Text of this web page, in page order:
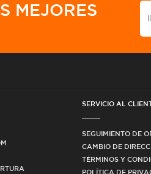
MEJORES
SERVICIO AL
SEGUIMIENTO DE
CAMBIO DE
TÉRMINOS Y
POLÍTICA DE